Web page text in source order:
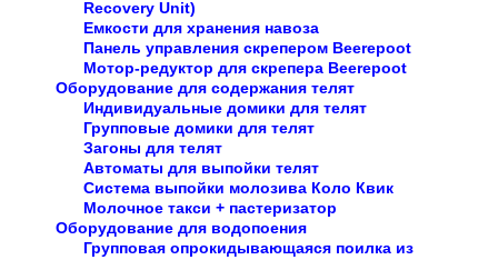
Recovery Unit)
Емкости для хранения навоза
Панель управления скрепером Beerepoot
Мотор-редуктор для скрепера Beerepoot
Оборудование для содержания телят
Индивидуальные домики для телят
Групповые домики для телят
Загоны для телят
Автоматы для выпойки телят
Система выпойки молозива Коло Квик
Молочное такси + пастеризатор
Оборудование для водопоения
Групповая опрокидывающаяся поилка из